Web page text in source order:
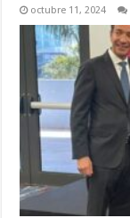
octubre 11, 2024